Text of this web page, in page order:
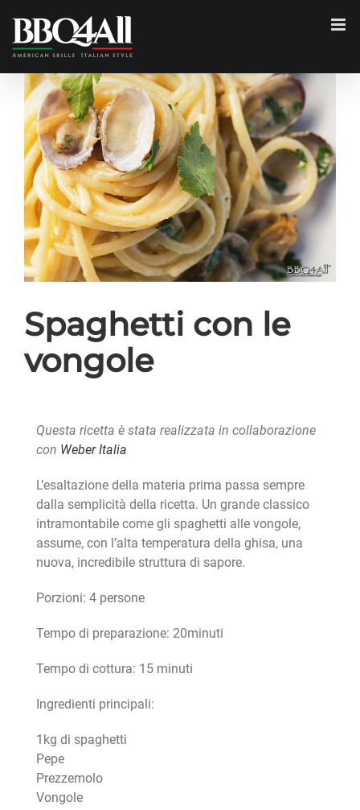
contenuto
Ingrandisci
immagine
Spaghetti con le
vongole
Questa ricetta è stata realizzata in collaborazione
con Weber Italia
L’esaltazione della materia prima passa sempre
dalla semplicità della ricetta. Un grande classico
intramontabile come gli spaghetti alle vongole,
assume, con l’alta temperatura della ghisa, una
nuova, incredibile struttura di sapore.
Porzioni: 4 persone
Tempo di preparazione: 20minuti
Tempo di cottura: 15 minuti
Ingredienti principali:
1kg di spaghetti
Pepe
Prezzemolo
Vongole